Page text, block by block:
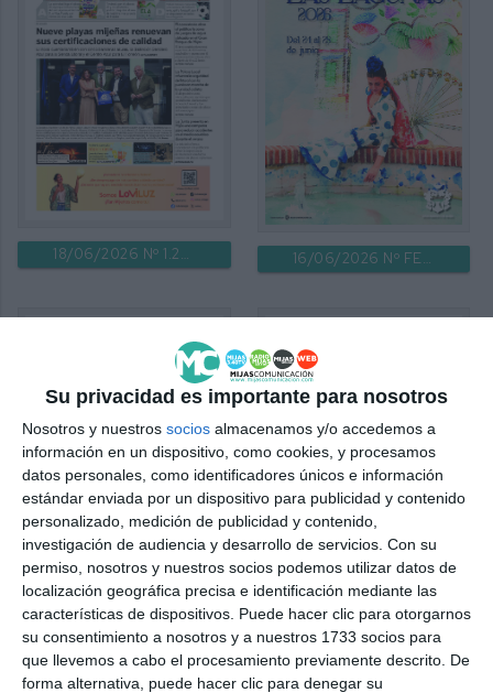
Su privacidad es importante para nosotros
Nosotros y nuestros socios almacenamos y/o accedemos a
información en un dispositivo, como cookies, y procesamos
datos personales, como identificadores únicos e información
estándar enviada por un dispositivo para publicidad y contenido
personalizado, medición de publicidad y contenido,
investigación de audiencia y desarrollo de servicios. Con su
permiso, nosotros y nuestros socios podemos utilizar datos de
localización geográfica precisa e identificación mediante las
características de dispositivos. Puede hacer clic para otorgarnos
su consentimiento a nosotros y a nuestros 1733 socios para
que llevemos a cabo el procesamiento previamente descrito. De
forma alternativa, puede hacer clic para denegar su
18/06/2026 Nº 1.209 16/06/2026 Nº FERIA DE LAS LAGUNAS 2026
12/06/2026 Nº 1.208 05/06/2026 Nº 1.207